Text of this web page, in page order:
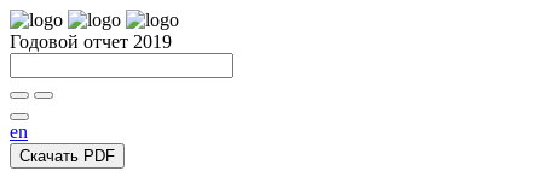
Годовой отчет 2019
en
Скачать PDF